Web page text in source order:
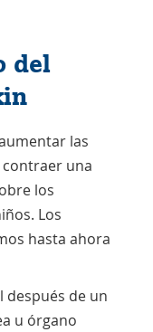
del
las
una
los
Los
hasta ahora
después de un
u órgano